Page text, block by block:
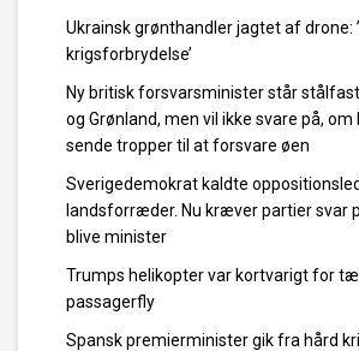
Ukrainsk grønthandler jagtet af drone:
krigsforbrydelse’
Ny britisk forsvarsminister står
og Grønland, men vil ikke svare på,
sende tropper til at forsvare øen
Sverigedemokrat kaldte
landsforræder. Nu kræver partier svar
blive minister
Trumps helikopter var kortvarigt for
passagerfly
Spansk premierminister gik fra hård